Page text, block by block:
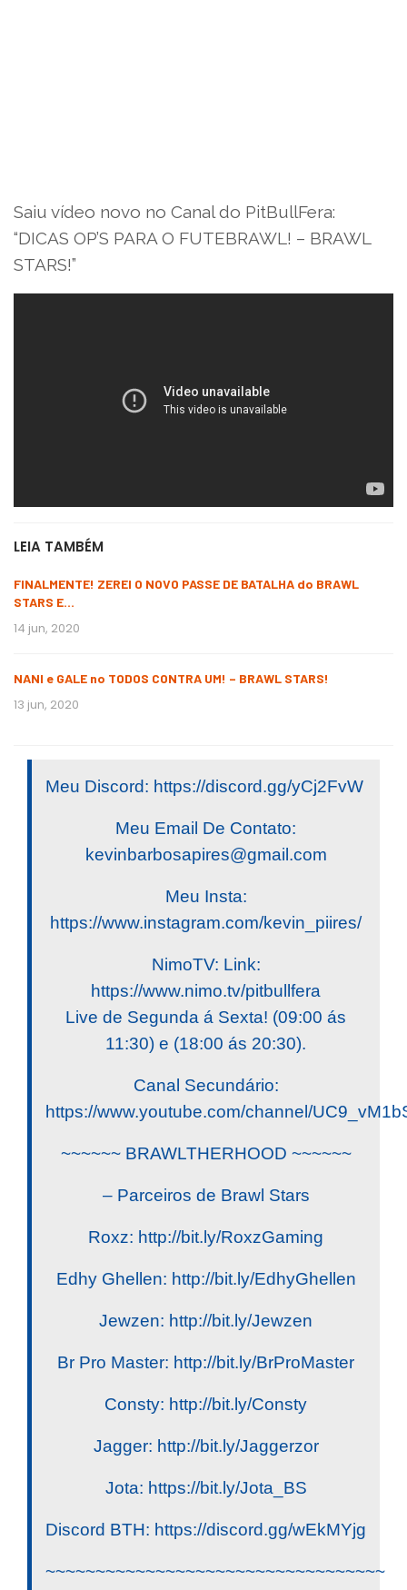
Saiu vídeo novo no Canal do PitBullFera:
“DICAS OP’S PARA O FUTEBRAWL! – BRAWL
STARS!”
LEIA TAMBÉM
FINALMENTE! ZEREI O NOVO PASSE DE BATALHA do BRAWL
STARS E…
14 jun, 2020
NANI e GALE no TODOS CONTRA UM! – BRAWL STARS!
13 jun, 2020
Meu Discord: https://discord.gg/yCj2FvW
Meu Email De Contato:
kevinbarbosapires@gmail.com
Meu Insta:
https://www.instagram.com/kevin_piires/
NimoTV: Link:
https://www.nimo.tv/pitbullfera
Live de Segunda á Sexta! (09:00 ás
11:30) e (18:00 ás 20:30).
Canal Secundário:
https://www.youtube.com/channel/
~~~~~~ BRAWLTHERHOOD ~~~~~~
– Parceiros de Brawl Stars
Roxz: http://bit.ly/RoxzGaming
Edhy Ghellen: http://bit.ly/EdhyGhellen
Jewzen: http://bit.ly/Jewzen
Br Pro Master: http://bit.ly/BrProMaster
Consty: http://bit.ly/Consty
Jagger: http://bit.ly/Jaggerzor
Jota: https://bit.ly/Jota_BS
Discord BTH: https://discord.gg/wEkMYjg
~~~~~~~~~~~~~~~~~~~~~~~~~~~~~~~~~~